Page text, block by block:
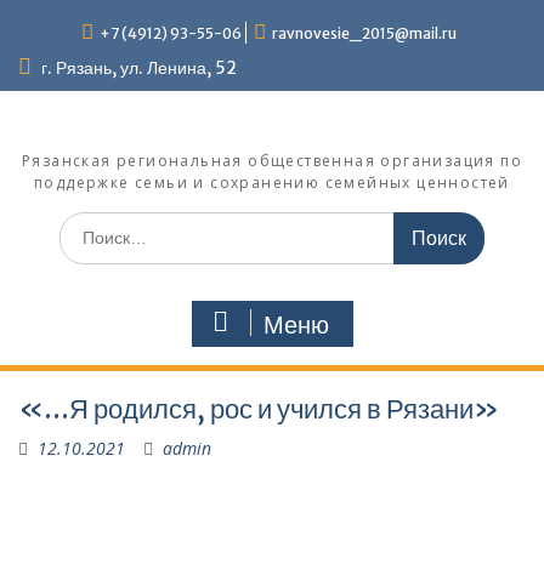
содержимому
+7 (4912) 93-55-06 ravnovesie_2015@mail.ru
г. Рязань, ул. Ленина, 52
Рязанская региональная общественная организация по
поддержке семьи и сохранению семейных ценностей
Поиск
по:
Меню
«…Я родился, рос и учился в Рязани»
12.10.2021 admin